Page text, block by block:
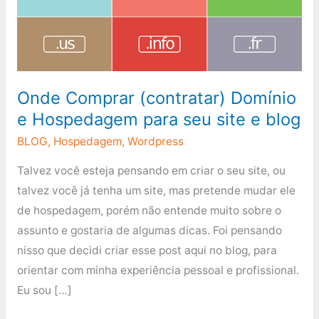
Onde Comprar (contratar) Domínio
e Hospedagem para seu site e blog
BLOG, Hospedagem, Wordpress
Talvez você esteja pensando em criar o seu site, ou
talvez você já tenha um site, mas pretende mudar ele
de hospedagem, porém não entende muito sobre o
assunto e gostaria de algumas dicas. Foi pensando
nisso que decidi criar esse post aqui no blog, para
orientar com minha experiência pessoal e profissional.
Eu sou […]
Hospedagem
e
blog